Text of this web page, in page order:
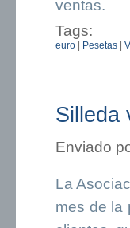
ventas.
Tags:
euro Pesetas
Silleda
Enviado
La
mes de la